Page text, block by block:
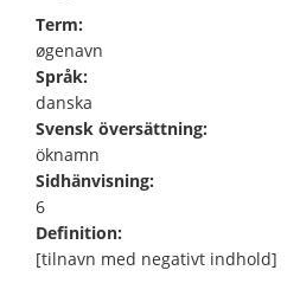
Term:
øgenavn
Språk:
danska
Svensk översättning:
öknamn
Sidhänvisning:
6
Definition:
[tilnavn med negativt indhold]